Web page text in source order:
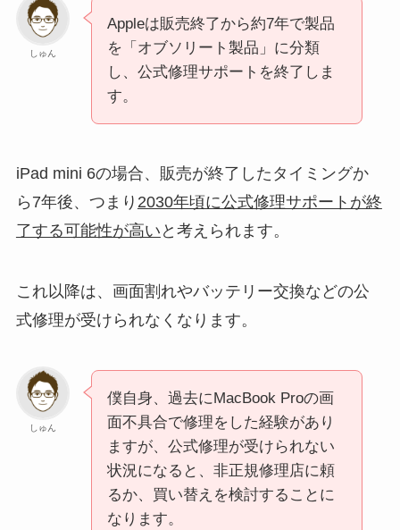
しゅん
Appleは販売終了から約7年で製品
を「オブソリート製品」に分類
し、公式修理サポートを終了しま
す。
iPad mini 6の場合、販売が終了したタイミングか
ら7年後、つまり 2030年頃に公式修理サポートが終
了する可能性が高い と考えられます。
これ以降は、画面割れやバッテリー交換などの公
式修理が受けられなくなります。
しゅん
僕自身、過去にMacBook Proの画
面不具合で修理をした経験があり
ますが、公式修理が受けられない
状況になると、非正規修理店に頼
るか、買い替えを検討することに
なります。